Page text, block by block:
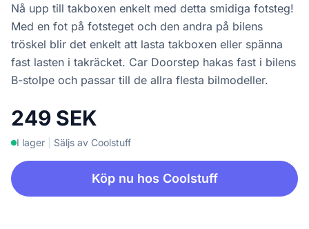
Nå upp till takboxen enkelt med detta smidiga fotsteg!
Med en fot på fotsteget och den andra på bilens
tröskel blir det enkelt att lasta takboxen eller spänna
fast lasten i takräcket. Car Doorstep hakas fast i bilens
B-stolpe och passar till de allra flesta bilmodeller.
249 SEK
I lager Säljs av Coolstuff
Köp nu hos Coolstuff